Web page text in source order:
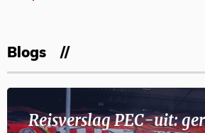
Blogs
Reisverslag PEC-uit: